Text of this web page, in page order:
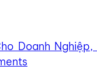
Doanh Nghiệp,